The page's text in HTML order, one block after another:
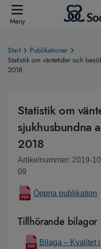
Meny
Start
Publikationer
Statistik om väntetider och
2018
Statistik om
sjukhusbundna
2018
Artikelnummer: 2019-
09
Öppna publikation
Tillhörande bilagor
Bilaga – Kvalitet